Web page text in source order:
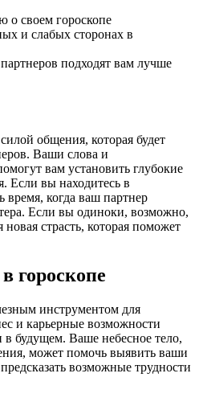
о своем гороскопе
и слабых сторонах в
подходят вам лучше
общения, которая будет
Ваши слова и
вам установить глубокие
Если вы находитесь в
когда ваш партнер
Если вы одиноки, возможно,
страсть, которая поможет
гороскопе
инструментом для
и карьерные возможности
в будущем. Ваше небесное тело,
может помочь выявить ваши
возможные трудности